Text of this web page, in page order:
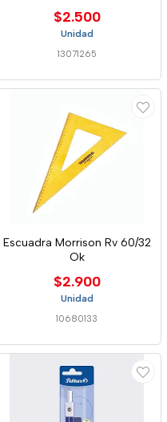
$2.500
Unidad
13071265
Escuadra Morrison Rv 60/32
Ok
$2.900
Unidad
10680133